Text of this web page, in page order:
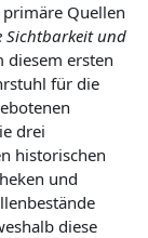
Quellen
Sichtbarkeit und
diesem ersten
für die
drei
historischen
und
diese